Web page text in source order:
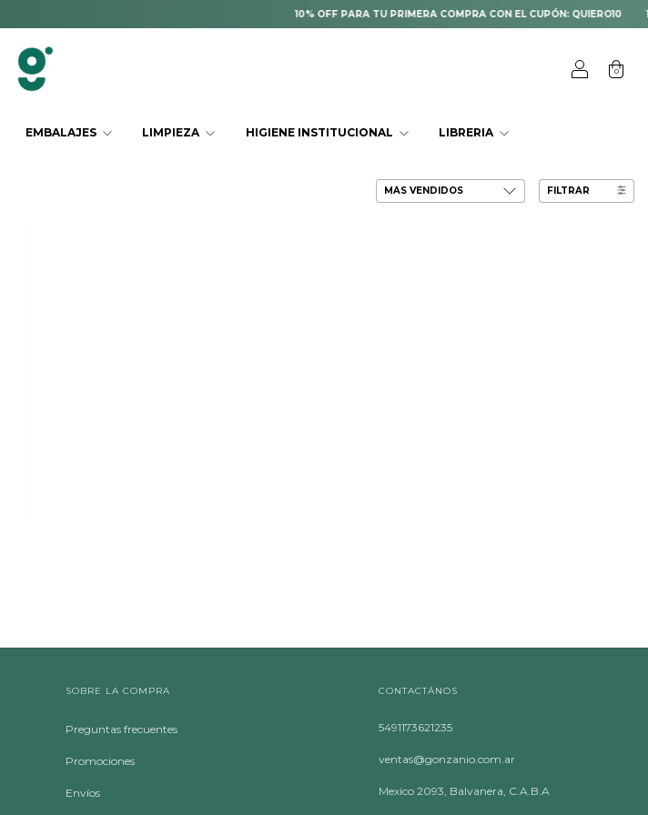
10% OFF PARA TU PRIMERA COMPRA CON EL CUPÓN: QUIERO10 10% OFF
0
EMBALAJES LIMPIEZA HIGIENE INSTITUCIONAL LIBRERIA
FILTRAR
SOBRE LA COMPRA
Preguntas frecuentes
Promociones
Envíos
CONTACTÁNOS
5491173621235
ventas@gonzanio.com.ar
Mexico 2093, Balvanera, C.A.B.A